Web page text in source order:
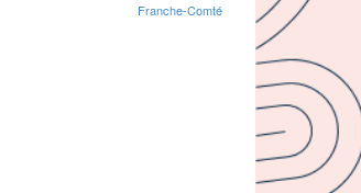
Franche-Comté